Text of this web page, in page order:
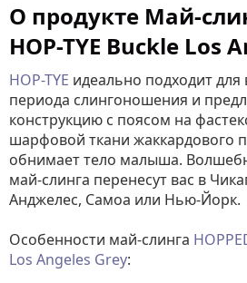
О продукте Май-
HOP-TYE Buckle Los
HOP-TYE идеально подходит для
периода слингоношения и
конструкцию с поясом на
шарфовой ткани жаккардового
обнимает тело малыша.
май-слинга перенесут вас в
Анджелес, Самоа или Нью-Йорк.
Особенности май-слинга
Los Angeles Grey: